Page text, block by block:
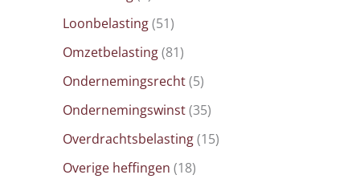
Loonbelasting(51)
Omzetbelasting(81)
Ondernemingsrecht(5)
Ondernemingswinst(35)
Overdrachtsbelasting(15)
Overige heffingen (18)